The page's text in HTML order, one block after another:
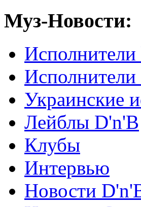
Муз-Новости:
Исполнители
Украинские
Лейблы D'n'B
Клубы
Интервью
Новости